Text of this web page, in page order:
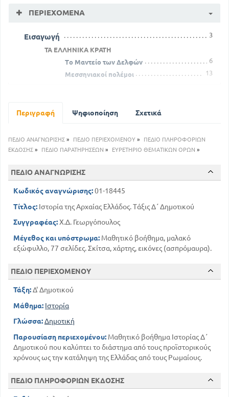
ΠΕΡΙΕΧΌΜΕΝΑ
Εισαγωγή 3
ΤΑ ΕΛΛΗΝΙΚΑ ΚΡΑΤΗ
Το Μαντείο των Δελφών
6
Μεσσηνιακοί πολέμοι
13
Αριστείδης και Θεμιστοκλής
ΕΠΙΘΕΤΙΚΟΙ ΠΟΛΕΜΟΙ ΤΩΝ ΕΛΛΗΝΩΝ ΚΑΤΆ ΤΩΝ
ΠΕΡΣΩΝ
41
Η ΑΚΜΗ ΤΩΝ ΑΘΗΝΩΝ
ΗΓΕΜΟΝΙΑ ΤΗΣ ΣΠΑΡΤΗΣ
Η ΘΗΒΑ ΣΕ ΜΕΓΑΛΗ ΑΚΜΗ
Η ΜΑΚΕΔΟΝΙΑ ΚΑΙ ΟΙ ΜΑΚΕΔΟΝΕΣ
61
Περιγραφή Ψηφιοποίηση Σχετικά
ΠΕΔΙΟ ΑΝΑΓΝΩΡΙΣΗΣ » ΠΕΔΙΟ ΠΕΡΙΕΧΟΜΕΝΟΥ »
ΠΕΔΙΟ ΠΛΗΡΟΦΟΡΙΩΝ
ΕΚΔΟΣΗΣ » ΠΕΔΙΟ ΠΑΡΑΤΗΡΗΣΕΩΝ » ΕΥΡΕΤΗΡΙΟ ΘΕΜΑΤΙΚΩΝ ΟΡΩΝ »
ΠΕΔΙΟ ΑΝΑΓΝΩΡΙΣΗΣ
Κωδικός αναγνώρισης:01-18445
Τίτλος: Ιστορία της Αρχαίας Ελλάδος. Τάξις Δ΄ Δημοτικού
Συγγραφέας:Χ.Δ. Γεωργόπουλος
Μέγεθος και υπόστρωμα: Μαθητικό βοήθημα, μαλακό
εξώφυλλο, 77 σελίδες. Σκίτσα, χάρτης, εικόνες (ασπρόμαυρα).
ΠΕΔΙΟ ΠΕΡΙΕΧΟΜΕΝΟΥ
Τάξη:Δ' Δημοτικού
Μάθημα: Ιστορία
Γλώσσα:Δημοτική
Παρουσίαση περιεχομένου: Μαθητικό βοήθημα Ιστορίας Δ΄
Δημοτικού που καλύπτει το διάστημα από τους προϊστορικούς
χρόνους ως την κατάληψη της Ελλάδας από τους Ρωμαίους.
ΠΕΔΙΟ ΠΛΗΡΟΦΟΡΙΩΝ ΕΚΔΟΣΗΣ